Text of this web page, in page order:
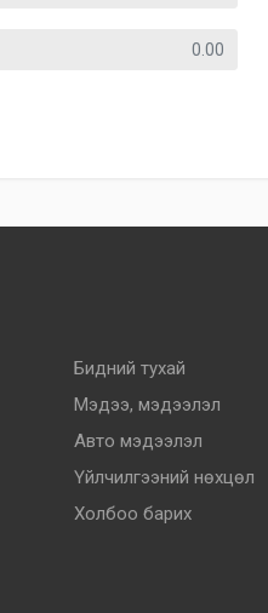
Бидний тухай
Мэдээ, мэдээлэл
Авто мэдээлэл
Үйлчилгээний нөхцөл
Холбоо барих